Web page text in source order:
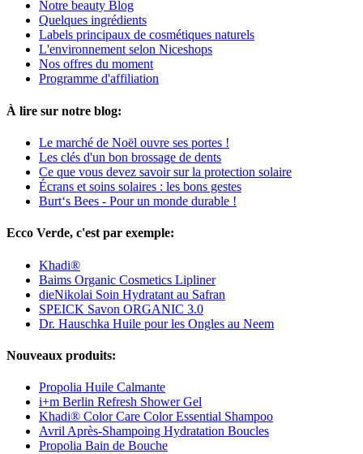
Notre beauty Blog
Quelques ingrédients
Labels principaux de cosmétiques naturels
L'environnement selon Niceshops
Nos offres du moment
Programme d'affiliation
À lire sur notre blog:
Le marché de Noël ouvre ses portes !
Les clés d'un bon brossage de dents
Ce que vous devez savoir sur la protection solaire
Écrans et soins solaires : les bons gestes
Burt‘s Bees - Pour un monde durable !
Ecco Verde, c'est par exemple:
Khadi®
Baims Organic Cosmetics Lipliner
dieNikolai Soin Hydratant au Safran
SPEICK Savon ORGANIC 3.0
Dr. Hauschka Huile pour les Ongles au Neem
Nouveaux produits:
Propolia Huile Calmante
i+m Berlin Refresh Shower Gel
Khadi® Color Care Color Essential Shampoo
Avril Après-Shampoing Hydratation Boucles
Propolia Bain de Bouche